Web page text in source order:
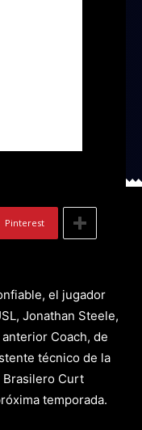
Pinterest
el jugador
Jonathan Steele,
Coach, de
técnico de la
Brasilero Curt
temporada.